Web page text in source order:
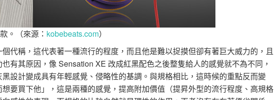
。（來源： kobebeats.com）
代稱，這代表著一種流行的程度，而且他是難以捉摸但卻有著巨大威力的，且
有其原因，像 Sensation XE 改成紅黑配色之後整隻給人的感覺就不為不同，
設計變成具有年輕感覺、侵略性的基調。與規格相比，這時候的重點反而變
要買下他」，這是兩種的感覺，提高附加價值（提昇外型的流行程度、高規格